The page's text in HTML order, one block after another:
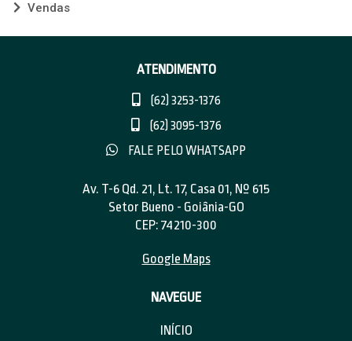
Vendas
ATENDIMENTO
(62) 3253-1376
(62) 3095-1376
FALE PELO WHATSAPP
Av. T-6 Qd. 21, Lt. 17, Casa 01, Nº 615
Setor Bueno - Goiânia-GO
CEP: 74210-300
Google Maps
NAVEGUE
INÍCIO